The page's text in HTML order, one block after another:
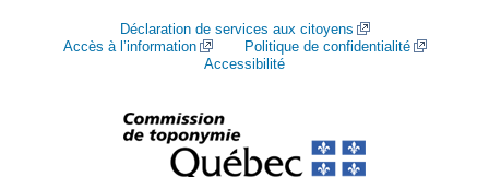
Déclaration de services aux citoyens
Accès à l’information
Politique de confidentialité
Accessibilité